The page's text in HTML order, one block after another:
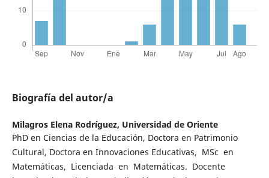
Biografía del autor/a
Milagros Elena Rodríguez, Universidad de Oriente
PhD en Ciencias de la Educación, Doctora en Patrimonio
Cultural, Doctora en Innovaciones Educativas, MSc en
Matemáticas, Licenciada en Matemáticas. Docente